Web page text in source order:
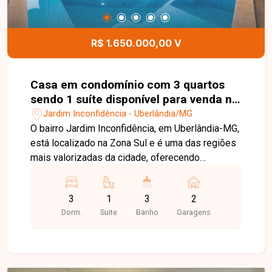
com conforto e tranquilidade
R$ 1.650.000,00 V
Casa em condomínio com 3 quartos
sendo 1 suíte disponível para venda no
bairro Jardim Inconfidência em
Uberlândia-MG
Jardim Inconfidência - Uberlândia/MG
O bairro Jardim Inconfidência, em Uberlândia-MG,
está localizado na Zona Sul e é uma das regiões
mais valorizadas da cidade, oferecendo
e fácil acesso às principais vias. A região é
próxima a comércios, escolas, supermercados,
restaurantes e diversos serviços,
3
Dorm.
1
Suite
3
Banho
2
Garagens